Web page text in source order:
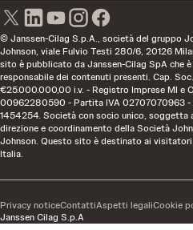
© Janssen-Cilag S.p.A., società del gruppo
Johnson, viale Fulvio Testi 280/6, 20126
sito è pubblicato da Janssen-Cilag SpA che
responsabile dei contenuti presenti. Cap. Soc.
€25.000.000,00 i.v. - Registro Imprese MI e
00962280590 - Partita IVA 02707070963 -
1454254. Società con socio unico,
direzione e coordinamento della Società
Johnson. Questo sito è destinato ai
Italia.
Janssen Cilag S.p.A
Privacy noticeContattiAspetti legaliCookie